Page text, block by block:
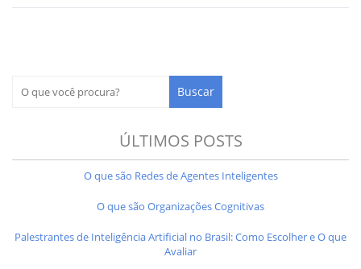
ÚLTIMOS POSTS
O que são Redes de Agentes Inteligentes
O que são Organizações Cognitivas
Palestrantes de Inteligência Artificial no Brasil: Como Escolher e O que
Avaliar